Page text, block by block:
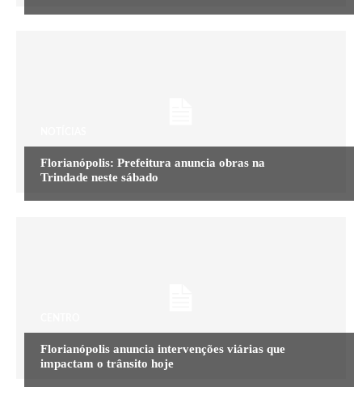
Florianópolis: Prefeitura anuncia obras na
Trindade neste sábado
Florianópolis anuncia intervenções viárias que
impactam o trânsito hoje